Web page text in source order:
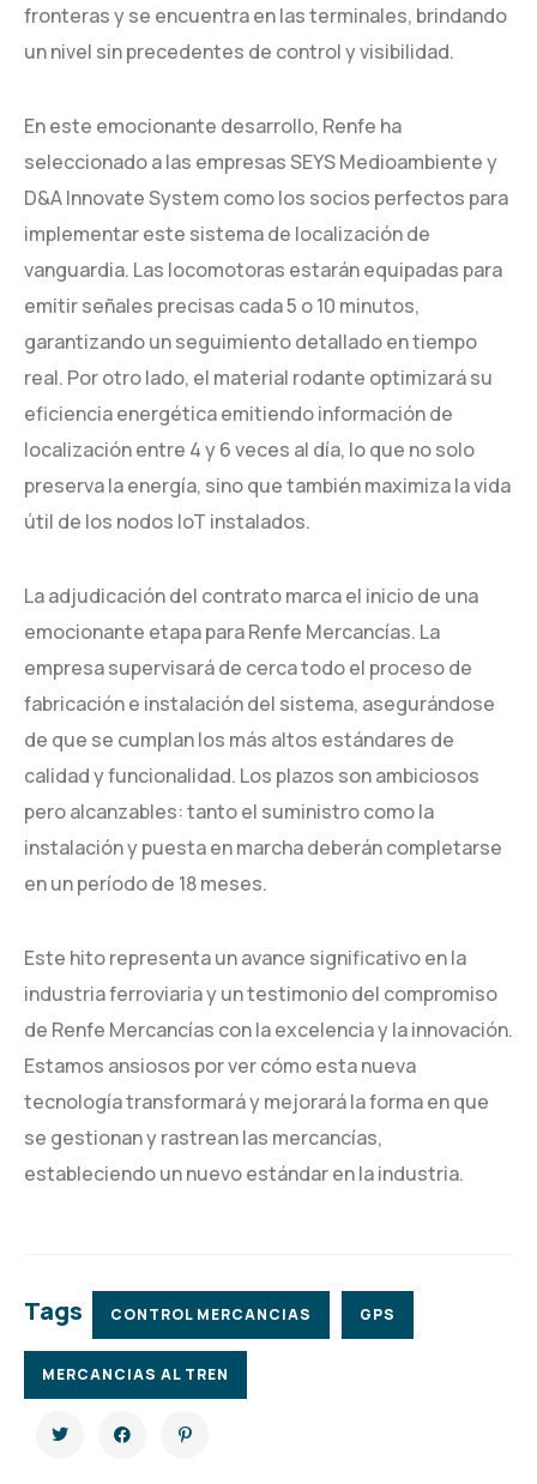
fronteras y se encuentra en las terminales, brindando
un nivel sin precedentes de control y visibilidad.
En este emocionante desarrollo, Renfe ha
seleccionado a las empresas SEYS Medioambiente y
D&A Innovate System como los socios perfectos para
implementar este sistema de localización de
vanguardia. Las locomotoras estarán equipadas para
emitir señales precisas cada 5 o 10 minutos,
garantizando un seguimiento detallado en tiempo
real. Por otro lado, el material rodante optimizará su
eficiencia energética emitiendo información de
localización entre 4 y 6 veces al día, lo que no solo
preserva la energía, sino que también maximiza la vida
útil de los nodos IoT instalados.
La adjudicación del contrato marca el inicio de una
emocionante etapa para Renfe Mercancías. La
empresa supervisará de cerca todo el proceso de
fabricación e instalación del sistema, asegurándose
de que se cumplan los más altos estándares de
calidad y funcionalidad. Los plazos son ambiciosos
pero alcanzables: tanto el suministro como la
instalación y puesta en marcha deberán completarse
en un período de 18 meses.
Este hito representa un avance significativo en la
industria ferroviaria y un testimonio del compromiso
de Renfe Mercancías con la excelencia y la innovación.
Estamos ansiosos por ver cómo esta nueva
tecnología transformará y mejorará la forma en que
se gestionan y rastrean las mercancías,
estableciendo un nuevo estándar en la industria.
Tags CONTROL MERCANCIAS GPS
MERCANCIAS AL TREN